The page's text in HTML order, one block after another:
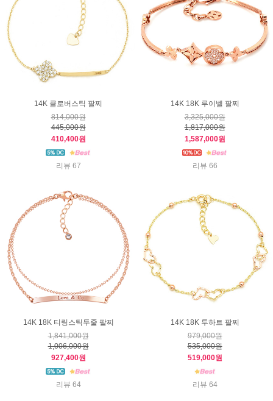
14K 클로버스틱 팔찌
814,000원
445,000원
410,400원
리뷰 67
14K 18K 루이벨 팔찌
3,325,000원
1,817,000원
1,587,000원
리뷰 66
14K 18K 티링스틱두줄 팔찌
1,841,000원
1,006,000원
927,400원
리뷰 64
14K 18K 투하트 팔찌
979,000원
535,000원
519,000원
리뷰 64